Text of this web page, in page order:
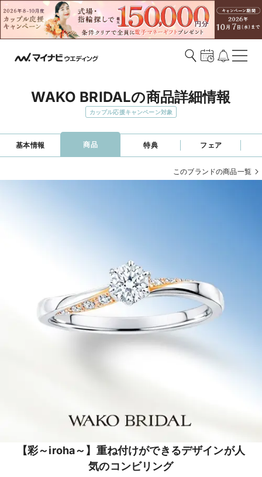
WAKO BRIDALの商品詳細情報
カップル応援キャンペーン対象
基本情報 商品 特典 フェア
このブランドの商品一覧
【彩～iroha～】重ね付けができるデザインが人
気のコンビリング